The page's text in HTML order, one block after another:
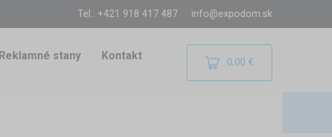
Tel.: +421 918 417 487 info@expodom.sk
Reklamné stany Kontakt 0,00 €